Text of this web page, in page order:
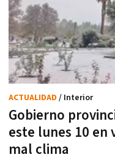
Gobierno
este lunes 10 en
mal clima
ACTUALIDAD / Interior